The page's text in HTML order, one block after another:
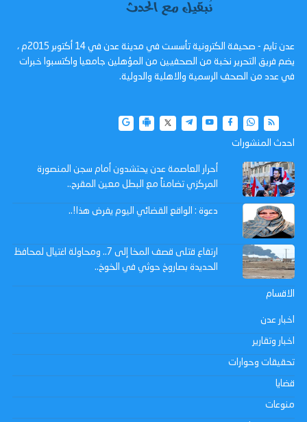
عدن تايم - صحيفة الكترونية تأسست في مدينة عدن في 14 أكتوبر 2015م ،
يضم فريق التحرير نخبة من الصحفيين من المؤهلين جامعيا واكتسبوا خبرات
في عدد من الصحف الرسمية والاهلية والدولية.
احدث المنشورات
أحرار العاصمة عدن يحتشدون أمام سجن المنصورة
المركزي تضامناً مع البطل معين المقرح..
دعوة : الواقع القضائي اليوم يفرض هذا!..
ارتفاع قتلى قصف المخا إلى 7.. ومحاولة اغتيال لمحافظ
الحديدة بصاروخ حوثي في الخوخ..
الاقسام
اخبار عدن
اخبار وتقارير
تحقيقات وحوارات
قضايا
منوعات